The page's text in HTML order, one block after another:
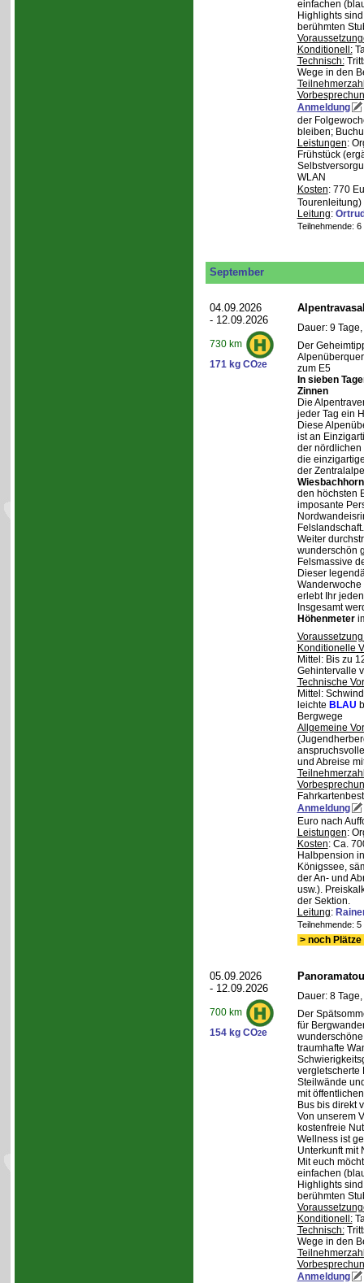
einfachen
Highlights
berühmten
Konditionell:
Technisch:
Wege in den
Anmeldung
der
bleiben;
Leistungen:
Frühstück
WLAN
Kosten: 770
Tourenleitung)
Leitung:
Teilnehmende:
September
04.09.2026
- 12.09.2026
730 km
171 kg CO2e
Dauer: 9
Der
zum E5
In sieben
Zinnen
Die
jeder Tag ein
Diese
ist an
der
die
der
den höchsten
imposante
Felslandschaft.
Weiter
wunderschön
Felsmassive
Dieser
erlebt Ihr
Insgesamt
Höhenmeter
Konditionelle
Mittel: Bis zu
Gehintervalle
Technische
Mittel:
leichte BLAU
Bergwege
Allgemeine
und Abreise
Anmeldung
Euro nach
Leistungen:
Kosten: Ca.
Halbpension
Königssee,
der An- und
usw.).
der Sektion.
Leitung:
Teilnehmende:
> noch
05.09.2026
- 12.09.2026
700 km
154 kg CO2e
Dauer: 8
Der
für
traumhafte
vergletscherte
Steilwände
mit
Bus bis direkt
Von unserem
kostenfreie
Wellness ist
Unterkunft mit
Mit euch
einfachen
Highlights
berühmten
Konditionell:
Technisch:
Wege in den
Anmeldung